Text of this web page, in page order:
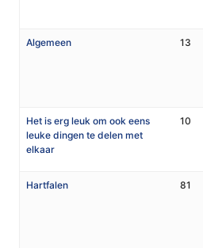
Algemeen 13
Het is erg leuk om ook eens
leuke dingen te delen met
elkaar
10
Hartfalen 81